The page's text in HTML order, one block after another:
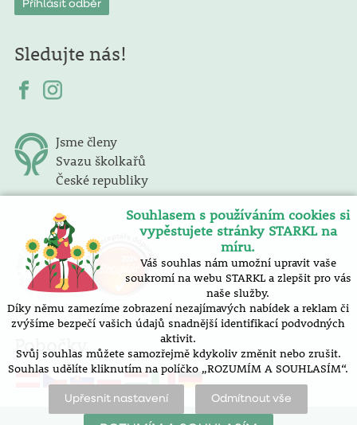
Sledujte nás!
Jsme členy
Svazu školkařů
České republiky
Pobočky
Souhlasem s používáním cookies si
vypěstujete stránky STARKL na
míru.
Váš souhlas nám umožní upravit vaše
soukromí na webu STARKL a zlepšit pro vás
naše služby.
Díky němu zamezíme zobrazení nezajímavých nabídek a reklam či
zvýšíme bezpečí vašich údajů snadnější identifikací podvodných
aktivit.
Svůj souhlas můžete samozřejmě kdykoliv změnit nebo zrušit.
Souhlas udělíte kliknutím na políčko „ROZUMÍM A SOUHLASÍM“.
Upřesnit nastavení Odmítnout vše